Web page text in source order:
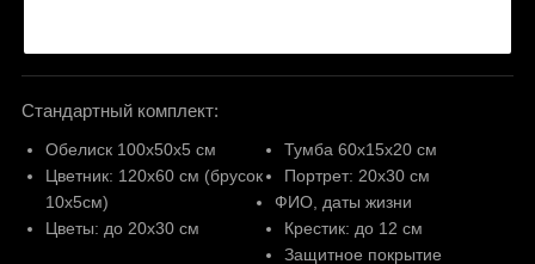
Стандартный комплект:
Обелиск 100х50х5 см
Тумба 60х15х20 см
Цветник: 120х60 см (брусок
10х5см)
Портрет: 20х30 см
ФИО, даты жизни
Крестик: до 12 см
Цветы: до 20х30 см
Защитное покрытие